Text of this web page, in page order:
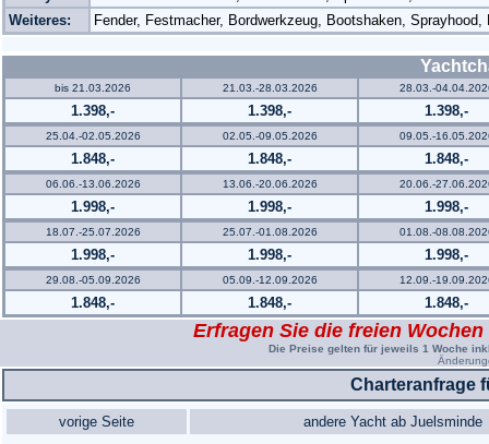
Weiteres:
Fender, Festmacher, Bordwerkzeug, Bootshaken,
bis 21.03.2026 21.03.-28.03.2026 28.03.-
1.398,- 1.398,- 1.398,-
25.04.-02.05.2026 02.05.-09.05.2026 09.05.-
1.848,- 1.848,- 1.848,-
06.06.-13.06.2026 13.06.-20.06.2026 20.06.-
1.998,- 1.998,- 1.998,-
18.07.-25.07.2026 25.07.-01.08.2026 01.08.-
1.998,- 1.998,- 1.998,-
29.08.-05.09.2026 05.09.-12.09.2026 12.09.-
1.848,- 1.848,- 1.848,-
Erfragen Sie die freien
Die Preise gelten für jeweils 1 Woche
Charteranfrage
vorige Seite andere Yacht ab Juelsminde